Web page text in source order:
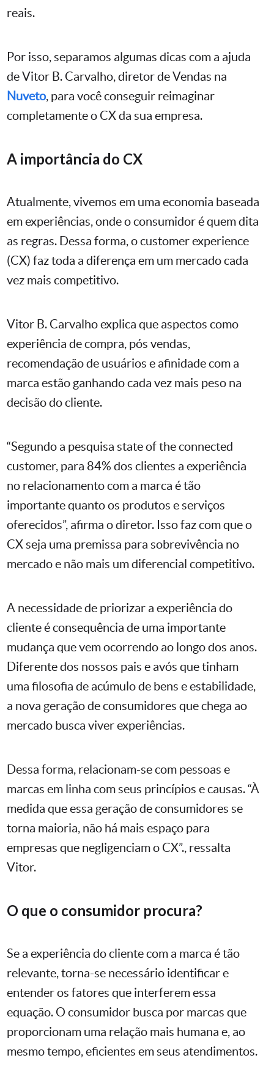
reais.
Por isso, separamos algumas dicas com a ajuda
de Vitor B. Carvalho, diretor de Vendas na
Nuveto, para você conseguir reimaginar
completamente o CX da sua empresa.
A importância do CX
Atualmente, vivemos em uma economia baseada
em experiências, onde o consumidor é quem dita
as regras. Dessa forma, o customer experience
(CX) faz toda a diferença em um mercado cada
vez mais competitivo.
Vitor B. Carvalho explica que aspectos como
experiência de compra, pós vendas,
recomendação de usuários e afinidade com a
marca estão ganhando cada vez mais peso na
decisão do cliente.
“Segundo a pesquisa state of the connected
customer, para 84% dos clientes a experiência
no relacionamento com a marca é tão
importante quanto os produtos e serviços
oferecidos”, afirma o diretor. Isso faz com que o
CX seja uma premissa para sobrevivência no
mercado e não mais um diferencial competitivo.
A necessidade de priorizar a experiência do
cliente é consequência de uma importante
mudança que vem ocorrendo ao longo dos anos.
Diferente dos nossos pais e avós que tinham
uma filosofia de acúmulo de bens e estabilidade,
a nova geração de consumidores que chega ao
mercado busca viver experiências.
Dessa forma, relacionam-se com pessoas e
marcas em linha com seus princípios e causas. “À
medida que essa geração de consumidores se
torna maioria, não há mais espaço para
empresas que negligenciam o CX”., ressalta
Vitor.
O que o consumidor procura?
Se a experiência do cliente com a marca é tão
relevante, torna-se necessário identificar e
entender os fatores que interferem essa
equação. O consumidor busca por marcas que
proporcionam uma relação mais humana e, ao
mesmo tempo, eficientes em seus atendimentos.